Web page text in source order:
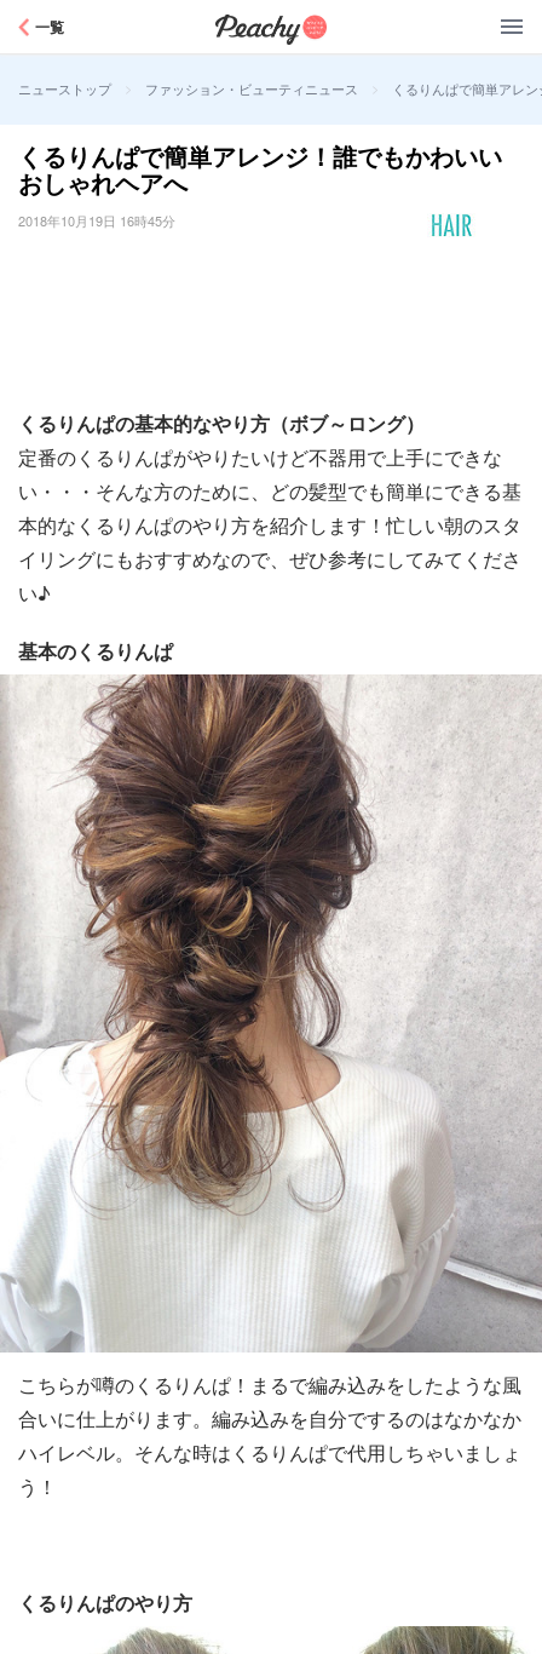
一覧
ニューストップ > ファッション・ビューティニュース > くるりんぱで簡単アレ
くるりんぱで簡単アレンジ！誰でもかわいい
おしゃれヘアへ
2018年10月19日 16時45分
くるりんぱの基本的なやり方（ボブ～ロング）
定番のくるりんぱがやりたいけど不器用で上手にできな
い・・・そんな方のために、どの髪型でも簡単にできる基
本的なくるりんぱのやり方を紹介します！忙しい朝のスタ
イリングにもおすすめなので、ぜひ参考にしてみてくださ
い♪
基本のくるりんぱ
こちらが噂のくるりんぱ！まるで編み込みをしたような風
合いに仕上がります。編み込みを自分でするのはなかなか
ハイレベル。そんな時はくるりんぱで代用しちゃいましょ
う！
くるりんぱのやり方